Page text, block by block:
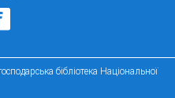
бібліотека Національної